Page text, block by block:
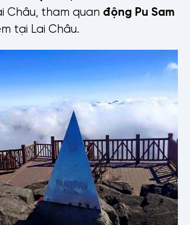
Châu, tham quan động Pu Sam
tại Lai Châu.